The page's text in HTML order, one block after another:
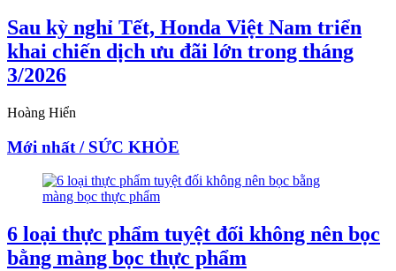
Sau kỳ nghỉ Tết, Honda Việt Nam triển
khai chiến dịch ưu đãi lớn trong tháng
3/2026
Hoàng Hiển
Mới nhất / SỨC KHỎE
6 loại thực phẩm tuyệt đối không nên bọc
bằng màng bọc thực phẩm